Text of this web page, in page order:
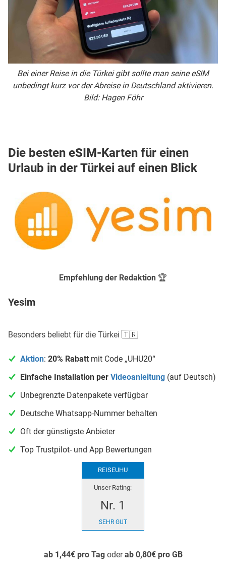
Bei einer Reise in die Türkei gibt sollte man seine eSIM
unbedingt kurz vor der Abreise in Deutschland aktivieren.
Bild: Hagen Föhr
Die besten eSIM-Karten für einen
Urlaub in der Türkei auf einen Blick
Empfehlung der Redaktion 🏆
Yesim
Besonders beliebt für die Türkei 🇹🇷
Aktion: 20% Rabatt mit Code „UHU20“
Einfache Installation per Videoanleitung (auf Deutsch)
Unbegrenzte Datenpakete verfügbar
Deutsche Whatsapp-Nummer behalten
Oft der günstigste Anbieter
Top Trustpilot- und App Bewertungen
REISEUHU
Unser Rating:
Nr. 1
SEHR GUT
ab 1,44€ pro Tagoderab 0,80€ pro GB